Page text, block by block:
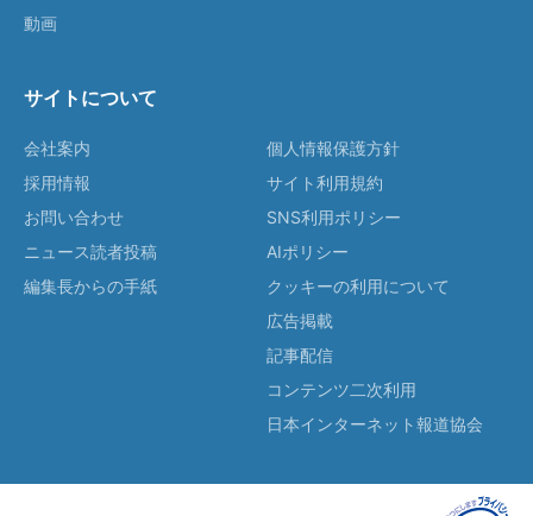
動画
サイトについて
会社案内
採用情報
お問い合わせ
ニュース読者投稿
編集長からの手紙
個人情報保護方針
サイト利用規約
SNS利用ポリシー
AIポリシー
クッキーの利用について
広告掲載
記事配信
コンテンツ二次利用
日本インターネット報道協会